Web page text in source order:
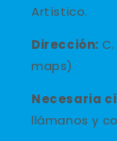
Artístico.
Dirección:
maps)
Necesaria
llámanos y